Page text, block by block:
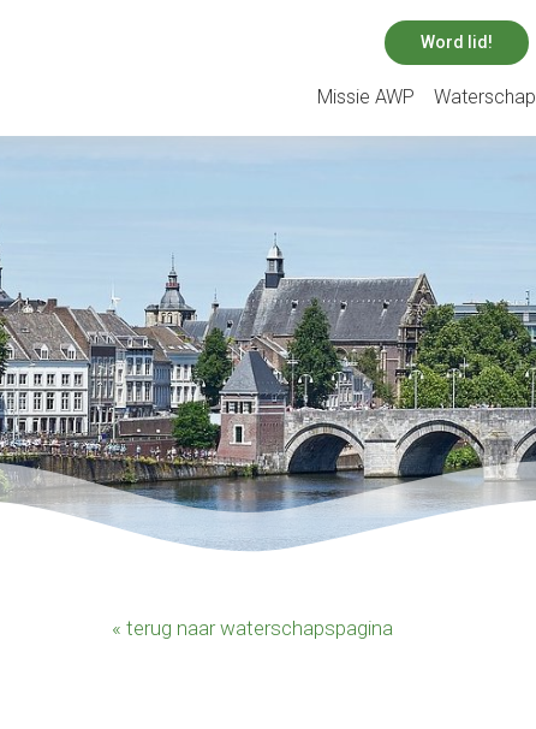
Word lid!
Missie AWP Waterschap
« terug naar waterschapspagina